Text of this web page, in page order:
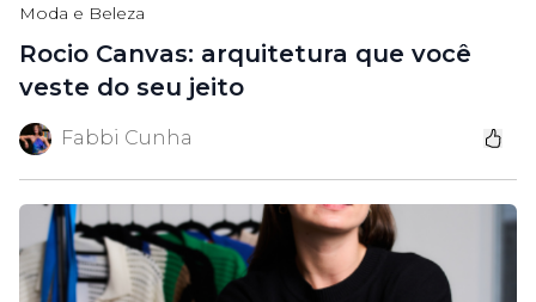
Moda e Beleza
Rocio Canvas: arquitetura que você
veste do seu jeito
Fabbi Cunha